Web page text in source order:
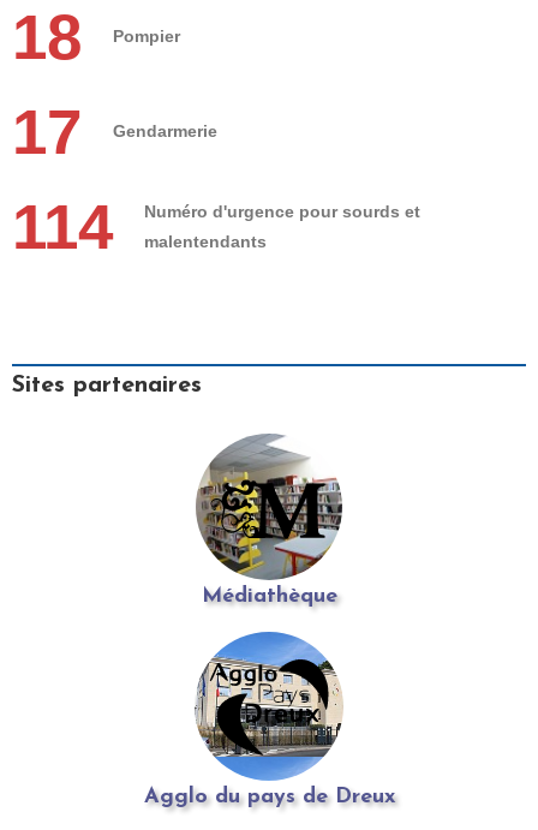
18 Pompier
17 Gendarmerie
114
Numéro d'urgence pour sourds et
malentendants
Sites partenaires
Médiathèque
Agglo du pays de Dreux